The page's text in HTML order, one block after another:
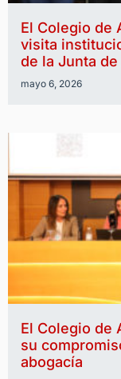
El Colegio de
visita
de la Junta
mayo 6, 2026
El Colegio de
su
abogacía